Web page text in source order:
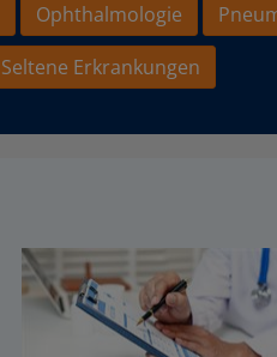
Ophthalmologie
Seltene Erkrankungen